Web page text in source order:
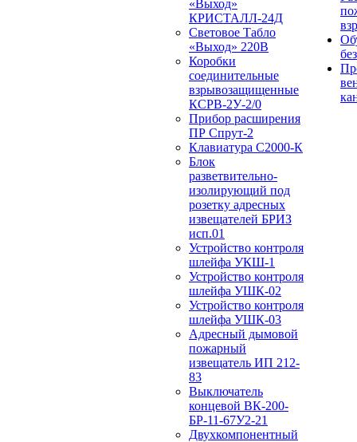
«Выход»
КРИСТАЛЛ-24Д
Световое Табло
«Выход» 220В
Коробки
соединительные
взрывозащищенные
КСРВ-2У-2/0
Прибор расширения
ПР Спрут-2
Клавиатура С2000-К
Блок
разветвительно-
изолирующий под
розетку адресных
извещателей БРИЗ
исп.01
Устройство контроля
шлейфа УКШ-1
Устройство контроля
шлейфа УШК-02
Устройство контроля
шлейфа УШК-03
Адресный дымовой
пожарный
извещатель ИП 212-
83
Выключатель
концевой ВК-200-
БР-11-67У2-21
Двухкомпонентный